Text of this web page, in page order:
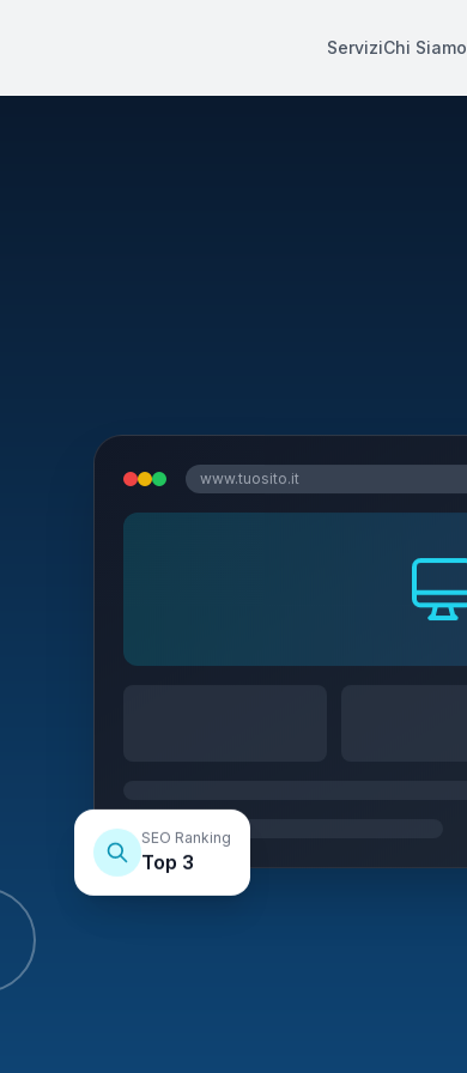
ServiziChi Siamo
www.tuosito.it
SEO Ranking
Top 3